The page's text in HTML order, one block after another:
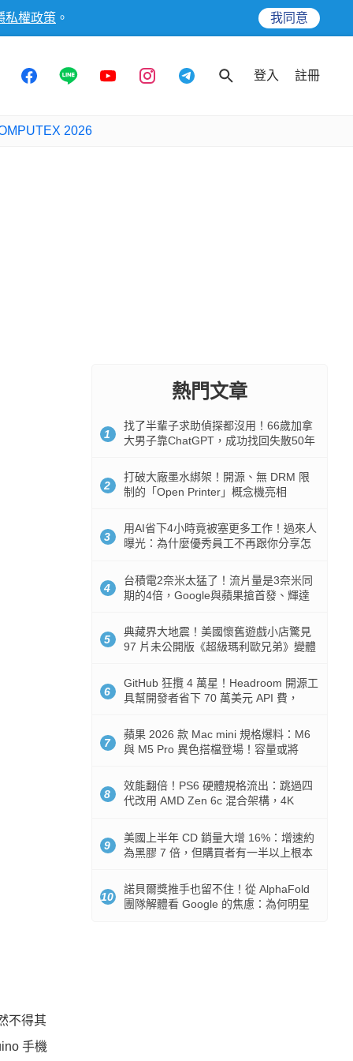
私權政策 。 我同意
登入 註冊
2026
不得其
手機
熱門文章
1
找了半輩子求助偵探都沒用！66歲加拿
大男子靠ChatGPT，成功找回失散50年
2
打破大廠墨水綁架！開源、無 DRM 限
制的「Open Printer」概念機亮相
3
用AI省下4小時竟被塞更多工作！過來人
曝光：為什麼優秀員工不再跟你分享怎
4
台積電2奈米太猛了！流片量是3奈米同
期的4倍，Google與蘋果搶首發、輝達
5
典藏界大地震！美國懷舊遊戲小店驚見
97 片未公開版《超級瑪利歐兄弟》變體
6
GitHub 狂攬 4 萬星！Headroom 開源工
具幫開發者省下 70 萬美元 API 費，
7
蘋果 2026 款 Mac mini 規格爆料：M6
與 M5 Pro 異色搭檔登場！容量或將
8
效能翻倍！PS6 硬體規格流出：跳過四
代改用 AMD Zen 6c 混合架構，4K
9
美國上半年 CD 銷量大增 16%：增速約
為黑膠 7 倍，但購買者有一半以上根本
10
諾貝爾獎推手也留不住！從 AlphaFold
團隊解體看 Google 的焦慮：為何明星